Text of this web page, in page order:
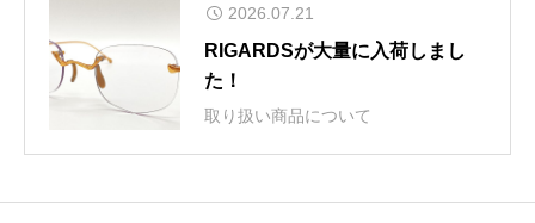
2026.07.21
RIGARDSが大量に入荷しまし
た！
取り扱い商品について